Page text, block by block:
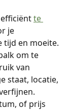
te
je
tijd en moeite.
om te
van
staat, locatie,
of prijs